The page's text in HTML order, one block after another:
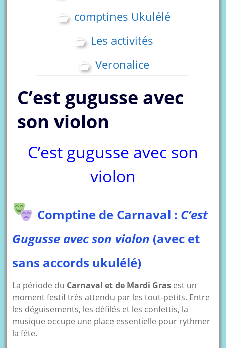
comptines Ukulélé
Les activités
Veronalice
C’est gugusse avec
son violon
C’est gugusse avec son
violon
Comptine de Carnaval : C’est
Gugusse avec son violon (avec et
sans accords ukulélé)
La période du Carnaval et de Mardi Gras est un
moment festif très attendu par les tout-petits. Entre
les déguisements, les défilés et les confettis, la
musique occupe une place essentielle pour rythmer
la fête.